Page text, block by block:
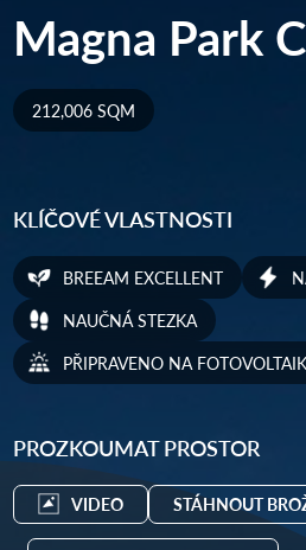
Magna Park
212,006 SQM
KLÍČOVÉ VLASTNOSTI
BREEAM EXCELLENT
NAUČNÁ STEZKA
PŘIPRAVENO NA
PROZKOUMAT PROSTOR
VIDEO STÁHNOUT